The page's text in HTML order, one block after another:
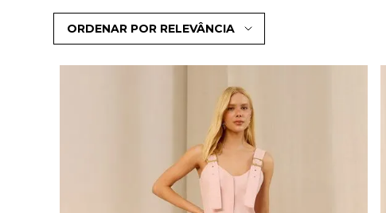
ORDENAR POR RELEVÂNCIA